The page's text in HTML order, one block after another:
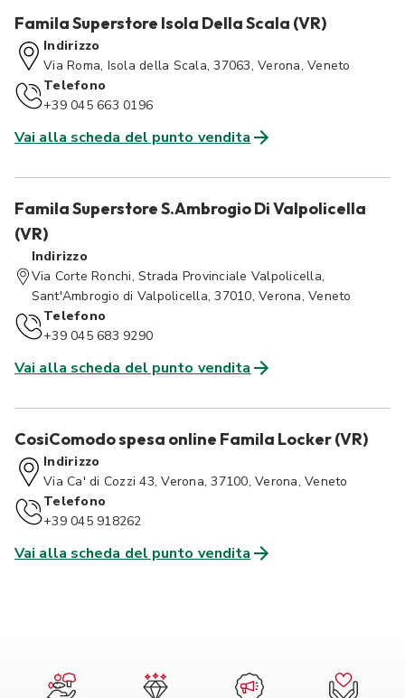
Famila Superstore Isola Della Scala (VR)
Indirizzo
Via Roma, Isola della Scala, 37063, Verona, Veneto
Telefono
+39 045 663 0196
Vai alla scheda del punto vendita
Famila Superstore S.Ambrogio Di Valpolicella
(VR)
Indirizzo
Via Corte Ronchi, Strada Provinciale Valpolicella,
Sant'Ambrogio di Valpolicella, 37010, Verona, Veneto
Telefono
+39 045 683 9290
Vai alla scheda del punto vendita
CosiComodo spesa online Famila Locker (VR)
Indirizzo
Via Ca' di Cozzi 43, Verona, 37100, Verona, Veneto
Telefono
+39 045 918262
Vai alla scheda del punto vendita